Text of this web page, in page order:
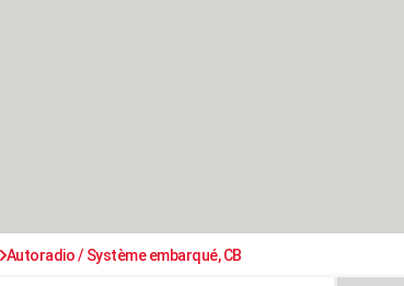
Autoradio / Système embarqué, CB